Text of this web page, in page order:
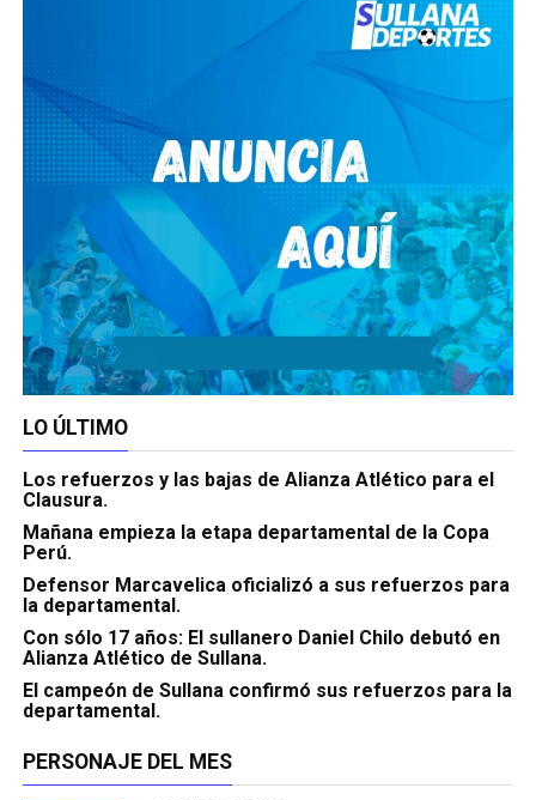
LO ÚLTIMO
Los refuerzos y las bajas de Alianza Atlético para el
Clausura.
Mañana empieza la etapa departamental de la Copa
Perú.
Defensor Marcavelica oficializó a sus refuerzos para
la departamental.
Con sólo 17 años: El sullanero Daniel Chilo debutó en
Alianza Atlético de Sullana.
El campeón de Sullana confirmó sus refuerzos para la
departamental.
PERSONAJE DEL MES